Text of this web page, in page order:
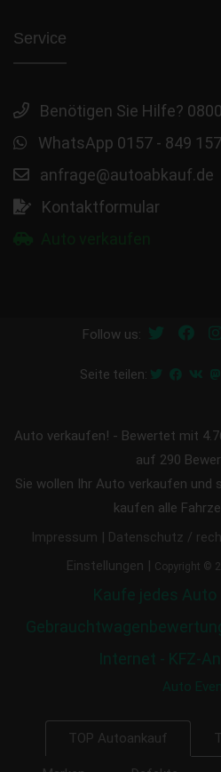
Service
Benötigen Sie Hilfe?
WhatsApp 0157 - 849
anfrage@autoabkauf.de
Kontaktformular
Follow us:
Seite teilen:
Auto verkaufen! - Bewertet mit
auf 290
Sie wollen Ihr Auto verkaufen und
kaufen alle
Impressum | Datenschutz /
Einstellungen | Copyright ©
Kaufe jedes Auto
Internet - KFZ-
Auto
TOP Autoankauf